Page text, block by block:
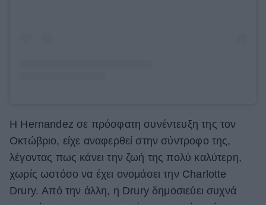
Η Hernandez σε πρόσφατη συνέντευξη της τον
Οκτώβριο, είχε αναφερθεί στην σύντροφο της,
λέγοντας πως κάνει την ζωή της πολύ καλύτερη,
χωρίς ωστόσο να έχει ονομάσει την Charlotte
Drury. Από την άλλη, η Drury δημοσιεύει συχνά